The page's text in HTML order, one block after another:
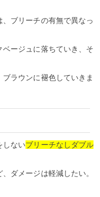
ブリーチの有無で異なっ
ベージュに落ちていき、そ
ブラウンに褪色していきま
しないブリーチなしダブル
ダメージは軽減したい。